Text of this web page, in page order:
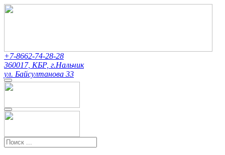
+7-8662-74-28-28
360017, КБР, г.Нальчик
ул. Байсултанова 33